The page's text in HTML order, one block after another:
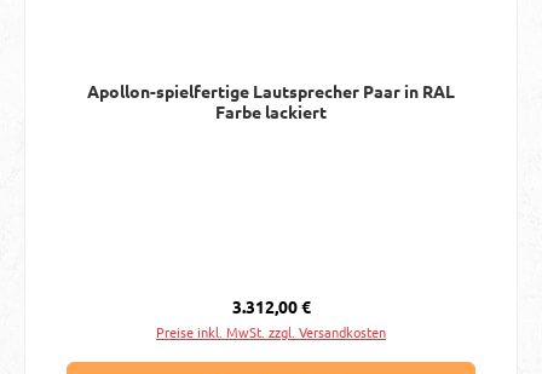
Apollon-spielfertige Lautsprecher Paar in RAL
Farbe lackiert
Regulärer Preis:
3.312,00 €
Preise inkl. MwSt. zzgl. Versandkosten